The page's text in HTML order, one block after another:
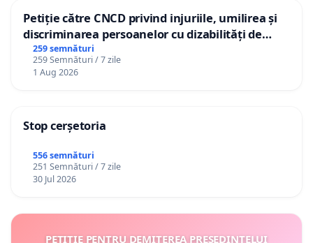
Petiție către CNCD privind injuriile, umilirea și
discriminarea persoanelor cu dizabilități de
către utilizatorul TikTok „Gorici”
259 semnături
259 Semnături / 7 zile
1 Aug 2026
Stop cerșetoria
556 semnături
251 Semnături / 7 zile
30 Jul 2026
PETIȚIE PENTRU DEMITEREA PREȘEDINTELUI